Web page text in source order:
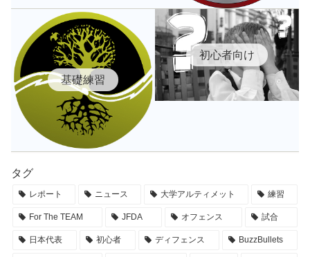
基礎練習
初心者向け
タグ
レポート ニュース 大学アルティメット 練習
For The TEAM JFDA オフェンス 試合
日本代表 初心者 ディフェンス BuzzBullets